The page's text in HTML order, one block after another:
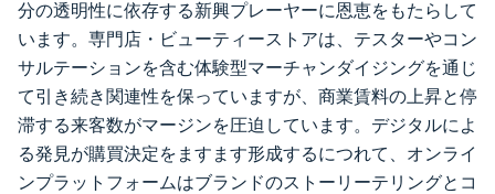
分の透明性に依存する新興プレーヤーに恩恵をもたらして
います。専門店・ビューティーストアは、テスターやコン
サルテーションを含む体験型マーチャンダイジングを通じ
て引き続き関連性を保っていますが、商業賃料の上昇と停
滞する来客数がマージンを圧迫しています。デジタルによ
る発見が購買決定をますます形成するにつれて、オンライ
ンプラットフォームはブランドのストーリーテリングとコ